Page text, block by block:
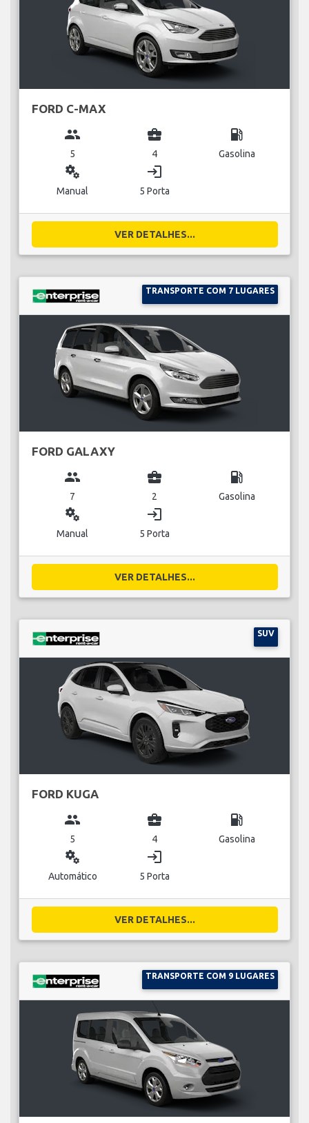
FORD C-MAX
group
5
business_center
4
local_gas_station
Gasolina
miscellaneous_services
Manual
login
5 Porta
VER DETALHES...
TRANSPORTE COM 7 LUGARES
FORD GALAXY
group
7
business_center
2
local_gas_station
Gasolina
miscellaneous_services
Manual
login
5 Porta
VER DETALHES...
SUV
FORD KUGA
group
5
business_center
4
local_gas_station
Gasolina
miscellaneous_services
Automático
login
5 Porta
VER DETALHES...
TRANSPORTE COM 9 LUGARES